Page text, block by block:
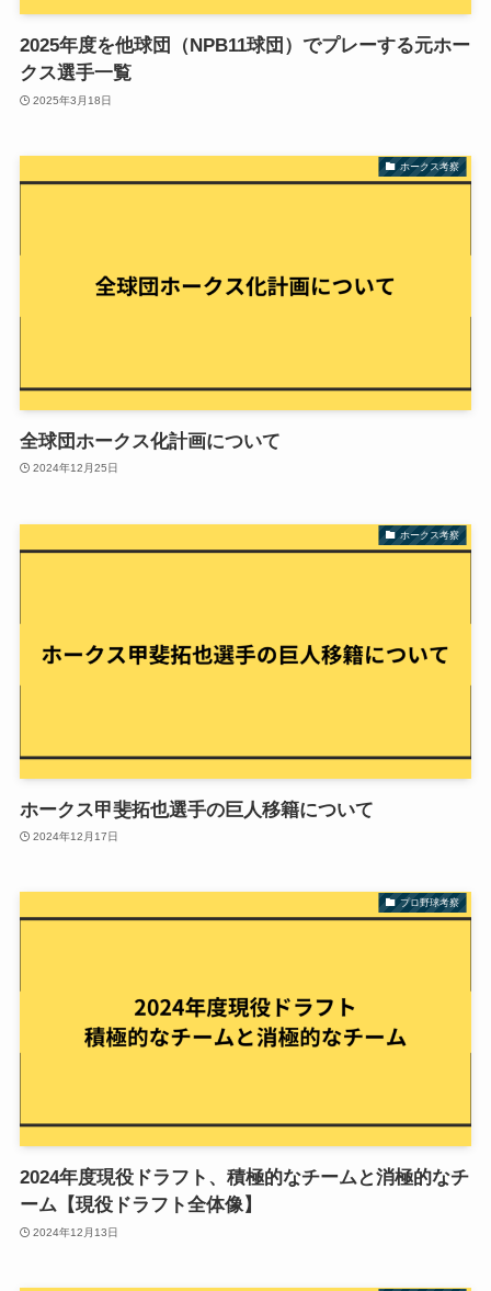
2025年度を他球団（NPB11球団）でプレーする元ホー
クス選手一覧
2025年3月18日
ホークス考察
全球団ホークス化計画について
2024年12月25日
ホークス考察
ホークス甲斐拓也選手の巨人移籍について
2024年12月17日
プロ野球考察
2024年度現役ドラフト、積極的なチームと消極的なチ
ーム【現役ドラフト全体像】
2024年12月13日